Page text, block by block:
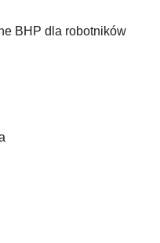
BHP dla robotników